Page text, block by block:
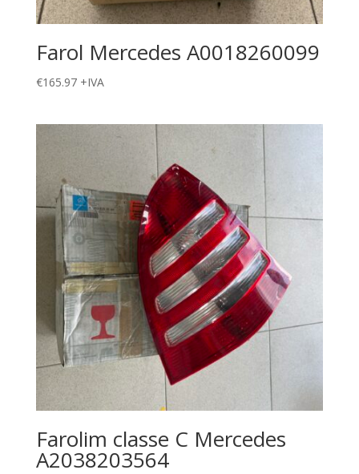
Farol Mercedes A0018260099
€165.97 +IVA
Farolim classe C Mercedes
A2038203564